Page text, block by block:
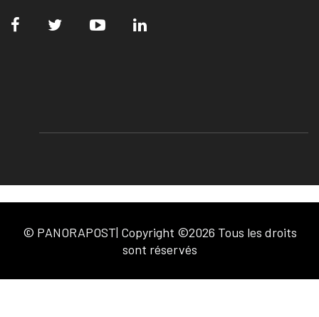
© PANORAPOST| Copyright ©2026 Tous les droits
sont réservés